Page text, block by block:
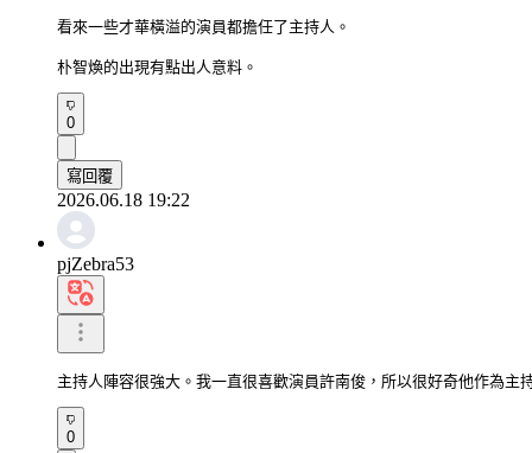
看來一些才華橫溢的演員都擔任了主持人。
朴智煥的出現有點出人意料。
0
寫回覆
2026.06.18 19:22
pjZebra53
主持人陣容很強大。我一直很喜歡演員許南俊，所以很好奇他作為主
0